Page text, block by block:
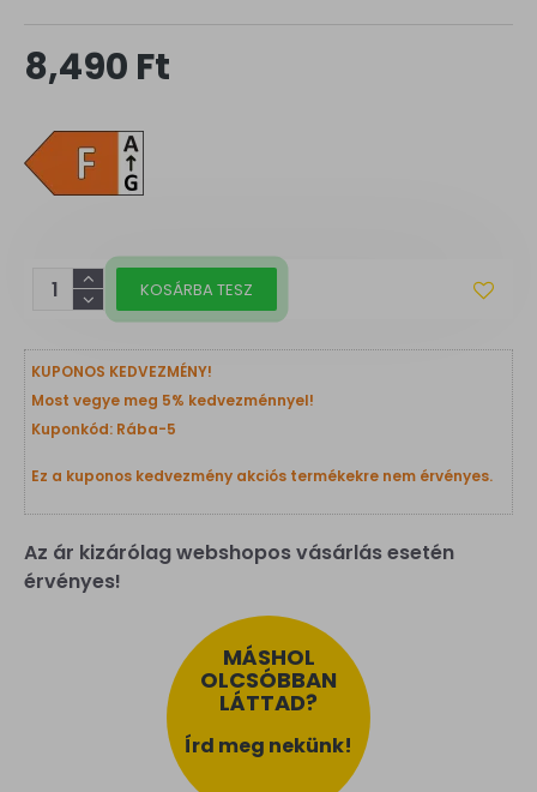
KUPONOS KEDVEZMÉNY!
Most vegye meg 5% kedvezménnyel!
Kuponkód: Rába-5
Ez a kuponos kedvezmény akciós termékekre nem érvényes.
Az ár kizárólag webshopos vásárlás esetén
érvényes!
8,490 Ft
KOSÁRBA TESZ
MÁSHOL
OLCSÓBBAN
LÁTTAD?
Írd meg nekünk!